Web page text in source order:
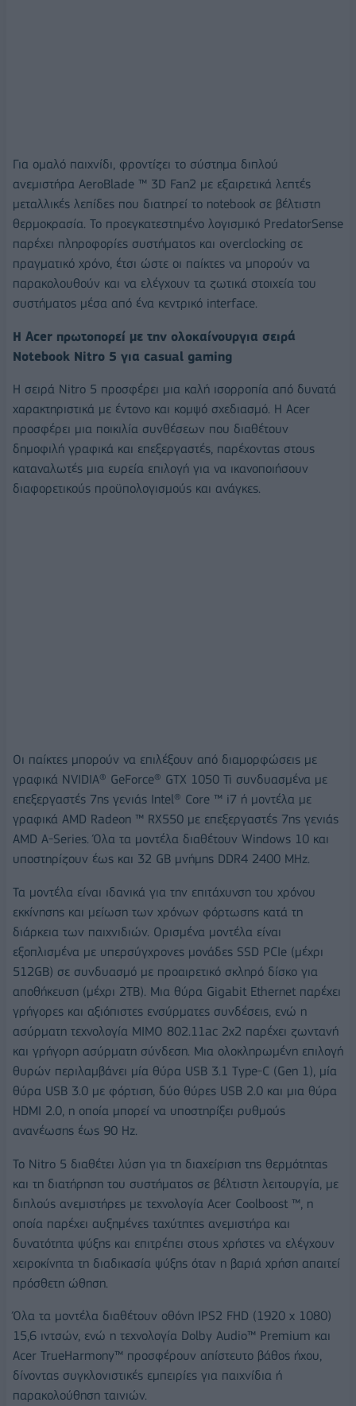
Για ομαλό παιχνίδι, φροντίζει το σύστημα διπλού
ανεμιστήρα AeroBlade ™ 3D Fan2 με εξαιρετικά λεπτές
μεταλλικές λεπίδες που διατηρεί το notebook σε βέλτιστη
θερμοκρασία. Το προεγκατεστημένο λογισμικό PredatorSense
παρέχει πληροφορίες συστήματος και overclocking σε
πραγματικό χρόνο, έτσι ώστε οι παίκτες να μπορούν να
παρακολουθούν και να ελέγχουν τα ζωτικά στοιχεία του
συστήματος μέσα από ένα κεντρικό interface.
Η Acer πρωτοπορεί με την ολοκαίνουργια σειρά
Notebook Nitro 5 για casual gaming
Η σειρά Nitro 5 προσφέρει μια καλή ισορροπία από δυνατά
χαρακτηριστικά με έντονο και κομψό σχεδιασμό. Η Acer
προσφέρει μια ποικιλία συνθέσεων που διαθέτουν
δημοφιλή γραφικά και επεξεργαστές, παρέχοντας στους
καταναλωτές μια ευρεία επιλογή για να ικανοποιήσουν
διαφορετικούς προϋπολογισμούς και ανάγκες.
Οι παίκτες μπορούν να επιλέξουν από διαμορφώσεις με
γραφικά NVIDIA® GeForce® GTX 1050 Ti συνδυασμένα με
επεξεργαστές 7ης γενιάς Intel® Core ™ i7 ή μοντέλα με
γραφικά AMD Radeon ™ RX550 με επεξεργαστές 7ης γενιάς
AMD A-Series. Όλα τα μοντέλα διαθέτουν Windows 10 και
υποστηρίζουν έως και 32 GB μνήμης DDR4 2400 MHz.
Τα μοντέλα είναι ιδανικά για την επιτάχυνση του χρόνου
εκκίνησης και μείωση των χρόνων φόρτωσης κατά τη
διάρκεια των παιχνιδιών. Ορισμένα μοντέλα είναι
εξοπλισμένα με υπερσύγχρονες μονάδες SSD PCIe (μέχρι
512GB) σε συνδυασμό με προαιρετικό σκληρό δίσκο για
αποθήκευση (μέχρι 2TB). Μια θύρα Gigabit Ethernet παρέχει
γρήγορες και αξιόπιστες ενσύρματες συνδέσεις, ενώ η
ασύρματη τεχνολογία MIMO 802.11ac 2x2 παρέχει ζωντανή
και γρήγορη ασύρματη σύνδεση. Μια ολοκληρωμένη επιλογή
θυρών περιλαμβάνει μία θύρα USB 3.1 Type-C (Gen 1), μία
θύρα USB 3.0 με φόρτιση, δύο θύρες USB 2.0 και μια θύρα
HDMI 2.0, η οποία μπορεί να υποστηρίξει ρυθμούς
ανανέωσης έως 90 Hz.
Το Nitro 5 διαθέτει λύση για τη διαχείριση της θερμότητας
και τη διατήρηση του συστήματος σε βέλτιστη λειτουργία, με
διπλούς ανεμιστήρες με τεχνολογία Acer Coolboost ™, η
οποία παρέχει αυξημένες ταχύτητες ανεμιστήρα και
δυνατότητα ψύξης και επιτρέπει στους χρήστες να ελέγχουν
χειροκίνητα τη διαδικασία ψύξης όταν η βαριά χρήση απαιτεί
πρόσθετη ώθηση.
Όλα τα μοντέλα διαθέτουν οθόνη IPS2 FHD (1920 x 1080)
15,6 ιντσών, ενώ η τεχνολογία Dolby Audio™ Premium και
Acer TrueHarmony™ προσφέρουν απίστευτο βάθος ήχου,
δίνοντας συγκλονιστικές εμπειρίες για παιχνίδια ή
παρακολούθηση ταινιών.